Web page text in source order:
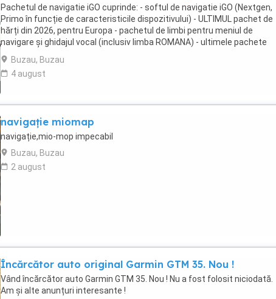
Pachetul de navigatie iGO cuprinde: - softul de navigatie iGO (Nextgen,
Primo în funcție de caracteristicile dispozitivului) - ULTIMUL pachet de
hărți din 2026, pentru Europa - pachetul de limbi pentru meniul de
navigare și ghidajul vocal (inclusiv limba ROMANA) - ultimele pachete
de utilitare: puncte ...
Buzau, Buzau
4 august
navigație miomap
navigație,mio-mop impecabil
Buzau, Buzau
2 august
Încărcător auto original Garmin GTM 35. Nou !
Vând încărcător auto Garmin GTM 35. Nou ! Nu a fost folosit niciodată.
Am și alte anunțuri interesante !